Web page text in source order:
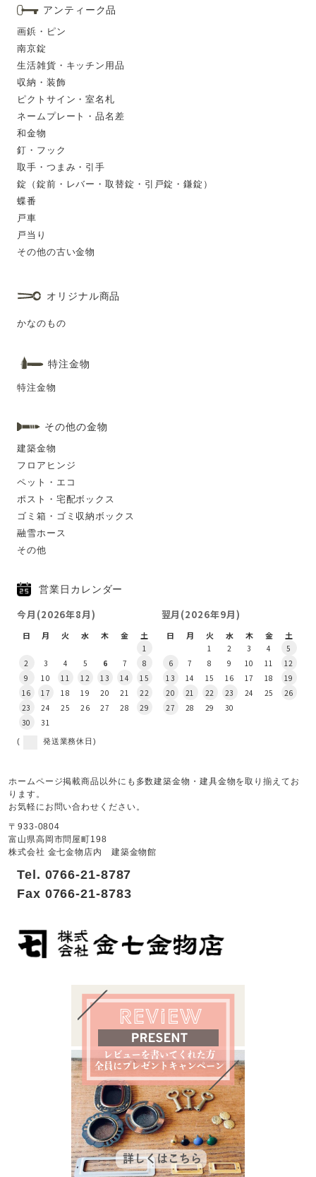
アンティーク品
画鋲・ピン
南京錠
生活雑貨・キッチン用品
収納・装飾
ピクトサイン・室名札
ネームプレート・品名差
和金物
釘・フック
取手・つまみ・引手
錠（錠前・レバー・取替錠・引戸錠・鎌錠）
蝶番
戸車
戸当り
その他の古い金物
オリジナル商品
かなのもの
特注金物
特注金物
その他の金物
建築金物
フロアヒンジ
ペット・エコ
ポスト・宅配ボックス
ゴミ箱・ゴミ収納ボックス
融雪ホース
その他
営業日カレンダー
今月(2026年8月)
日 月 火 水 木 金 土
1
2
3 4 5 6 7
8
9
10 11 12 13 14
15
16
17 18 19 20 21
22
23
24 25 26 27 28
29
30
31
翌月(2026年9月)
日 月 火 水 木 金 土
1 2 3 4
5
6
7 8 9 10 11
12
13
14 15 16 17 18
19
20
21 22 23 24 25
26
27
28 29 30
( 発送業務休日)
ホームページ掲載商品以外にも多数建築金物・建具金物を取り揃えてお
ります。
お気軽にお問い合わせください。
〒933-0804
富山県高岡市問屋町198
株式会社 金七金物店内 建築金物館
Tel. 0766-21-8787
Fax 0766-21-8783